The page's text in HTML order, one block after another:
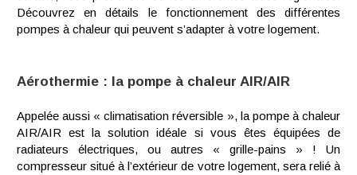
Découvrez en détails le fonctionnement des différentes
pompes à chaleur qui peuvent s’adapter à votre logement.
Aérothermie : la pompe à chaleur AIR/AIR
Appelée aussi « climatisation réversible », la pompe à chaleur
AIR/AIR est la solution idéale si vous êtes équipées de
radiateurs électriques, ou autres « grille-pains » ! Un
compresseur situé à l’extérieur de votre logement, sera relié à